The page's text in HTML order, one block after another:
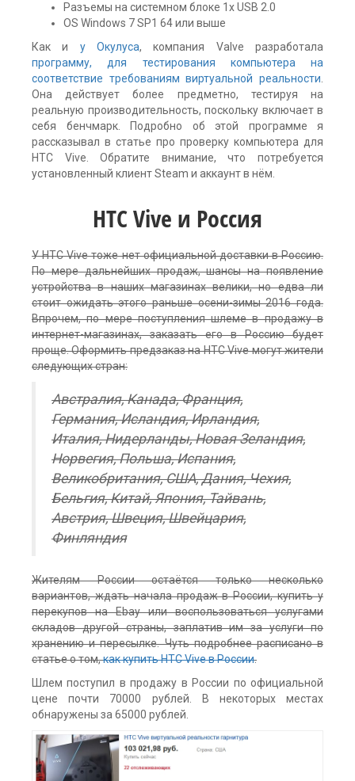
Разъемы на системном блоке 1x USB 2.0
OS Windows 7 SP1 64 или выше
Как и у Окулуса, компания Valve разработала
программу, для тестирования компьютера на
соответствие требованиям виртуальной реальности
Она действует более предметно, тестируя на
реальную производительность, поскольку включает в
себя бенчмарк. Подробно об этой программе я
рассказывал в статье про проверку компьютера для
HTC Vive. Обратите внимание, что потребуется
установленный клиент Steam и аккаунт в нём.
HTC Vive и Россия
У HTC Vive тоже нет официальной доставки в Россию.
По мере дальнейших продаж, шансы на появление
устройства в наших магазинах велики, но едва ли
стоит ожидать этого раньше осени-зимы 2016 года.
Впрочем, по мере поступления шлеме в продажу в
интернет-магазинах, заказать его в Россию будет
проще. Оформить предзаказ на HTC Vive могут жители
следующих стран:
Австралия, Канада, Франция,
Германия, Исландия, Ирландия,
Италия, Нидерланды, Новая Зеландия,
Норвегия, Польша, Испания,
Великобритания, США, Дания, Чехия,
Бельгия, Китай, Япония, Тайвань,
Австрия, Швеция, Швейцария,
Финляндия
Жителям России остаётся только несколько
вариантов, ждать начала продаж в России, купить у
перекупов на Ebay или воспользоваться услугами
складов другой страны, заплатив им за услуги по
хранению и пересылке. Чуть подробнее расписано в
статье о том,как купить HTC Vive в России.
Шлем поступил в продажу в России по официальной
цене почти 70000 рублей. В некоторых местах
обнаружены за 65000 рублей.